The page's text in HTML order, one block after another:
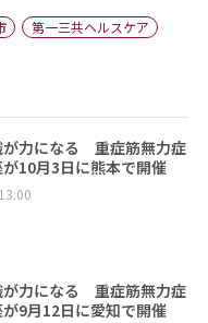
第一三共ヘルスケア
が力になる 重症筋無力症
10月3日に熊本で開催
が力になる 重症筋無力症
9月12日に愛知で開催